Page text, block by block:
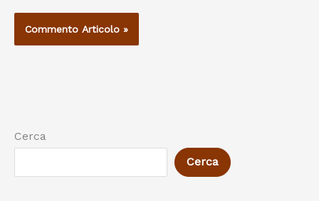
Cerca
Cerca